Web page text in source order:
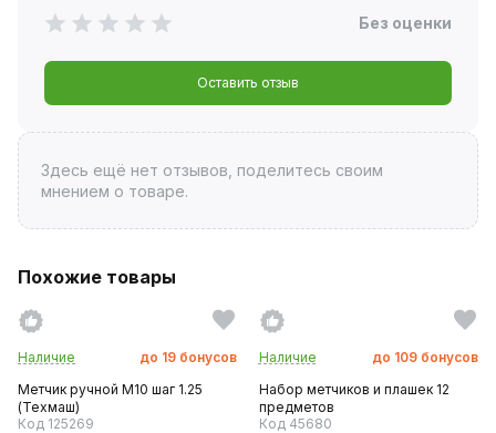
Без оценки
Оставить отзыв
Здесь ещё нет отзывов, поделитесь своим
мнением о товаре.
Похожие товары
Наличие до 19 бонусов
Метчик ручной M10 шаг 1.25
(Техмаш)
Код 125269
Наличие до 109 бонусов
Набор метчиков и плашек 12
предметов
Код 45680